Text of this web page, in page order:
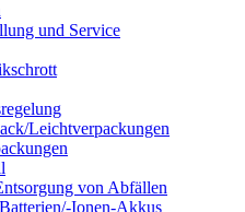
und Service
Leichtverpackungen
von Abfällen
Ionen-Akkus